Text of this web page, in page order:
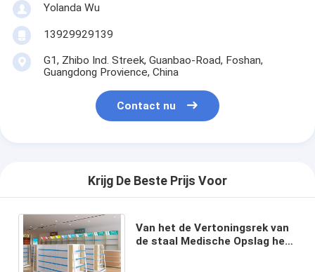
Yolanda Wu
13929929139
G1, Zhibo Ind. Streek, Guanbao-Road, Foshan,
Guangdong Provience, China
Contact nu
Krijg De Beste Prijs Voor
Van het de Vertoningsrek van
de staal Medische Opslag het